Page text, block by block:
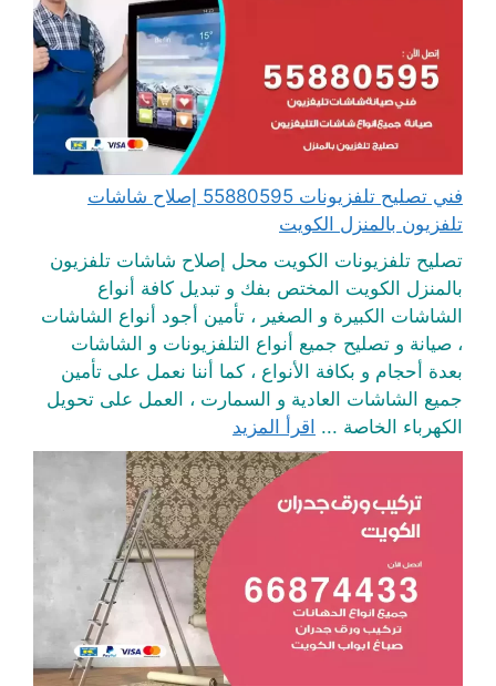
فني تصليح تلفزيونات 55880595 إصلاح شاشات
تلفزيون بالمنزل الكويت
تصليح تلفزيونات الكويت محل إصلاح شاشات تلفزيون
بالمنزل الكويت المختص بفك و تبديل كافة أنواع
الشاشات الكبيرة و الصغير ، تأمين أجود أنواع الشاشات
، صيانة و تصليح جميع أنواع التلفزيونات و الشاشات
بعدة أحجام و بكافة الأنواع ، كما أننا نعمل على تأمين
جميع الشاشات العادية و السمارت ، العمل على تحويل
الكهرباء الخاصة ... اقرأ المزيد